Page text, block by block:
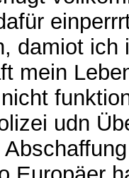
damiot
mein
udn